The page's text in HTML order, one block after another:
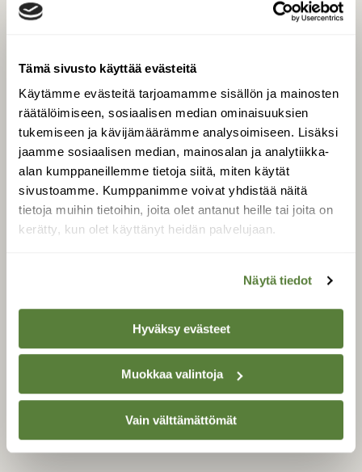
Tämä sivusto käyttää evästeitä
Käytämme evästeitä tarjoamamme sisällön ja mainosten
räätälöimiseen, sosiaalisen median ominaisuuksien
tukemiseen ja kävijämäärämme analysoimiseen. Lisäksi
jaamme sosiaalisen median, mainosalan ja analytiikka-
alan kumppaneillemme tietoja siitä, miten käytät
sivustoamme. Kumppanimme voivat yhdistää näitä
tietoja muihin tietoihin, joita olet antanut heille tai joita on
kerätty, kun olet käyttänyt heidän palvelujaan.
Näytä tiedot
Hyväksy evästeet
Muokkaa valintoja
Vain välttämättömät
Tilaa digilukuoikeus
Äänestä parasta juttua
Tilaa uutiskirje
SUOMEN LUONNON­
SUOJELU­LIITTO
Suomen Luonto -lehden
luonnonsuojelu­liitto.